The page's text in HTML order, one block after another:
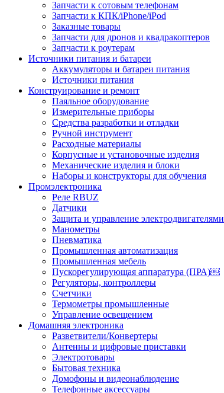
Запчасти к сотовым телефонам
Запчасти к КПК/iPhone/iPod
Заказные товары
Запчасти для дронов и квадракоптеров
Запчасти к роутерам
Источники питания и батареи
Аккумуляторы и батареи питания
Источники питания
Конструирование и ремонт
Паяльное оборудование
Измерительные приборы
Средства разработки и отладки
Ручной инструмент
Расходные материалы
Корпусные и установочные изделия
Механические изделия и блоки
Наборы и конструкторы для обучения
Промэлектроника
Реле RBUZ
Датчики
Защита и управление электродвигателями
Манометры
Пневматика
Промышленная автоматизация
Промышленная мебель
Пускорегулирующая аппаратура (ПРА)￼
Регуляторы, контроллеры
Счетчики
Термометры промышленные
Управление освещением
Домашняя электроника
Разветвители/Конвертеры
Антенны и цифровые приставки
Электротовары
Бытовая техника
Домофоны и видеонаблюдение
Телефонные аксессуары